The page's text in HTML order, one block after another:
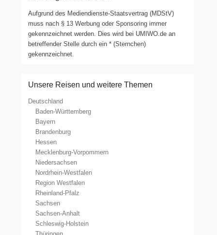
Aufgrund des Mediendienste-Staatsvertrag (MDStV)
muss nach § 13 Werbung oder Sponsoring immer
gekennzeichnet werden. Dies wird bei UMIWO.de an
betreffender Stelle durch ein * (Sternchen)
gekennzeichnet.
Unsere Reisen und weitere Themen
Deutschland
Baden-Württemberg
Bayern
Brandenburg
Hessen
Mecklenburg-Vorpommern
Niedersachsen
Nordrhein-Westfalen
Region Westfalen
Rheinland-Pfalz
Sachsen
Sachsen-Anhalt
Schleswig-Holstein